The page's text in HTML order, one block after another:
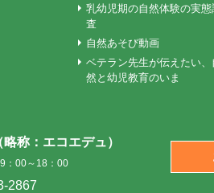
乳幼児期の自然体験の実態
査
自然あそび動画
ベテラン先生が伝えたい、
然と幼児教育のいま
略称：エコエデュ）
：00～18：00
2867